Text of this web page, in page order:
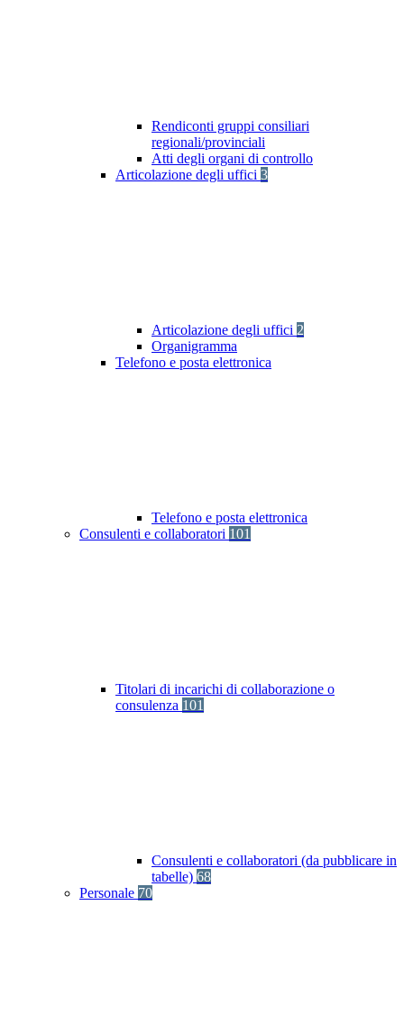
Rendiconti gruppi consiliari
regionali/provinciali
Atti degli organi di controllo
Articolazione degli uffici 3
Articolazione degli uffici 2
Organigramma
Telefono e posta elettronica
Telefono e posta elettronica
Consulenti e collaboratori 101
Titolari di incarichi di collaborazione o
consulenza 101
Consulenti e collaboratori (da pubblicare in
tabelle) 68
Personale 70